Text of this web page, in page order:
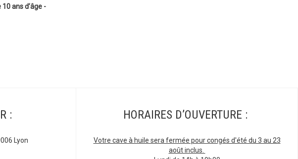
ans d’âge -
:
Lyon
HORAIRES D’OUVERTURE :
Votre cave à huile sera fermée pour congés d'été du 3 au 23
août inclus.